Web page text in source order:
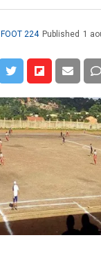
FOOT 224 Published 1